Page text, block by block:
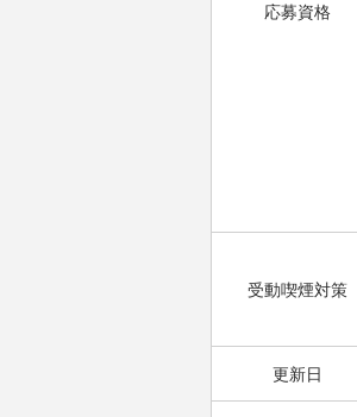
応募資格
受動喫煙対策
更新日